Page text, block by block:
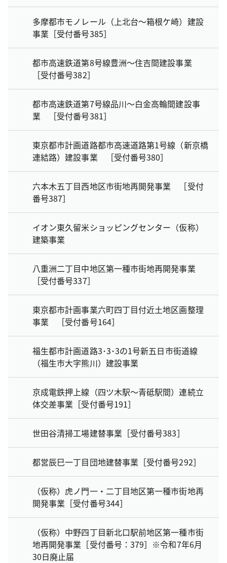
多摩都市モノレール（上北台～箱根ケ崎）建設
事業［受付番号385］
都市高速鉄道第8号線豊洲～住吉間建設事業
［受付番号382］
都市高速鉄道第7号線品川～白金高輪間建設事
業 ［受付番号381］
東京都市計画道路都市高速道路第1号線（新京橋
連結路）建設事業 ［受付番号380］
六本木五丁目西地区市街地再開発事業 ［受付
番号387］
イオン東久留米ショッピングセンター（仮称）
建築事業
八重洲二丁目中地区第一種市街地再開発事業
［受付番号337］
東京都市計画事業六町四丁目付近土地区画整理
事業 ［受付番号164］
福生都市計画道路3･3･3の1号新五日市街道線
（福生市大字熊川）建設事業
京成電鉄押上線（四ツ木駅～青砥駅間）連続立
体交差事業［受付番号191］
世田谷清掃工場建替事業［受付番号383］
都営辰巳一丁目団地建替事業［受付番号292］
（仮称）虎ノ門一・二丁目地区第一種市街地再
開発事業［受付番号344］
（仮称）中野四丁目新北口駅前地区第一種市街
地再開発事業［受付番号：379］※令和7年6月
30日廃止届